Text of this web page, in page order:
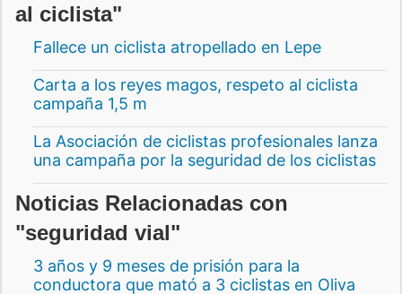
al ciclista"
Fallece un ciclista atropellado en Lepe
Carta a los reyes magos, respeto al ciclista
campaña 1,5 m
La Asociación de ciclistas profesionales lanza
una campaña por la seguridad de los ciclistas
Noticias Relacionadas con
"seguridad vial"
3 años y 9 meses de prisión para la
conductora que mató a 3 ciclistas en Oliva